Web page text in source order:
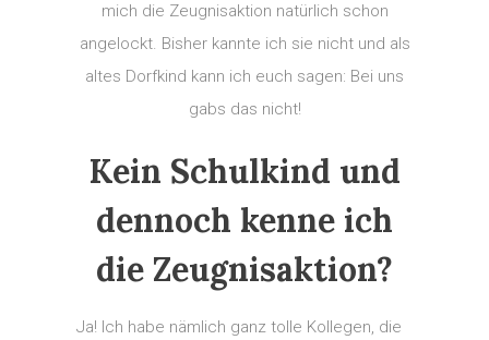
mich die Zeugnisaktion natürlich schon
angelockt. Bisher kannte ich sie nicht und als
altes Dorfkind kann ich euch sagen: Bei uns
gabs das nicht!
Kein Schulkind und
dennoch kenne ich
die Zeugnisaktion?
Ja! Ich habe nämlich ganz tolle Kollegen, die